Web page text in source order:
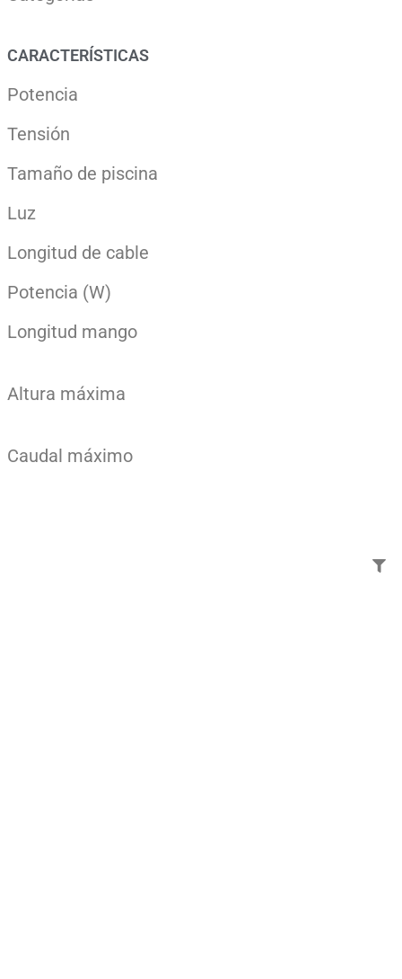
CARACTERÍSTICAS
Potencia
Tensión
Tamaño de piscina
Luz
Longitud de cable
Potencia (W)
Longitud mango
Altura máxima
Caudal máximo